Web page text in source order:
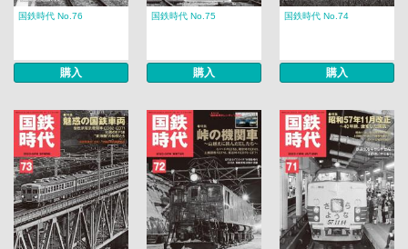
国鉄時代 No.76
購入
国鉄時代 No.75
購入
国鉄時代 No.74
購入